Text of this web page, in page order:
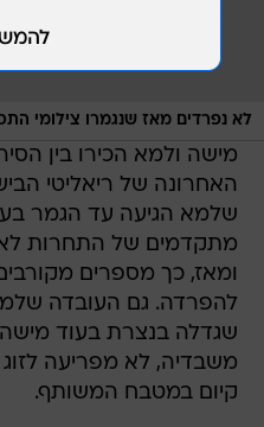
לא נפרדים מאז שנגמרו צילומי
מישה ולמא הכירו בין
האחרונה של ריאליטי
שלמא הגיעה עד הגמר
מתקדמים של התחרות
ומאז, כך מספרים
להפרדה. גם העובדה
שגדלה בנצרת בעוד מישה
משבדיה, לא מפריעה
קיום במטבח המשותף.